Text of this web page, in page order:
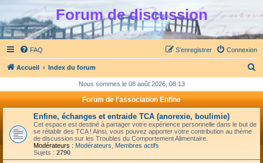
Forum de discussion
FAQ Connexion
S’enregistrer
Accueil Index du forum
h
Nous sommes le 08 août 2026, 08:13
Forum de l'association Enfine
Enfine, échanges et entraide TCA (anorexie, boulimie)
Cet espace est destiné à partager votre expérience personnelle dans le but de
se rétablir des TCA ! Ainsi, vous pouvez apporter votre contribution au thème
de discussion sur les Troubles du Comportement Alimentaire.
Modérateurs : Modérateurs
Membres actifs
Sujets : 2790